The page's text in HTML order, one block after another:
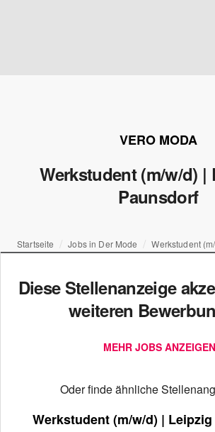
VERO MODA
Werkstudent (m/w/d) |
Paunsdorf
Startseite Jobs in Der Mode
Diese Stellenanzeige
weiteren
MEHR JOBS ANZEIGEN
Oder finde ähnliche
Werkstudent (m/w/d) |